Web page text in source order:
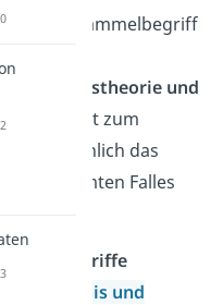
ist ein Sammelbegriff
und
berechnest zum
wahrscheinlich das
bestimmten Falles
Grundbegriffe
Ereignis und